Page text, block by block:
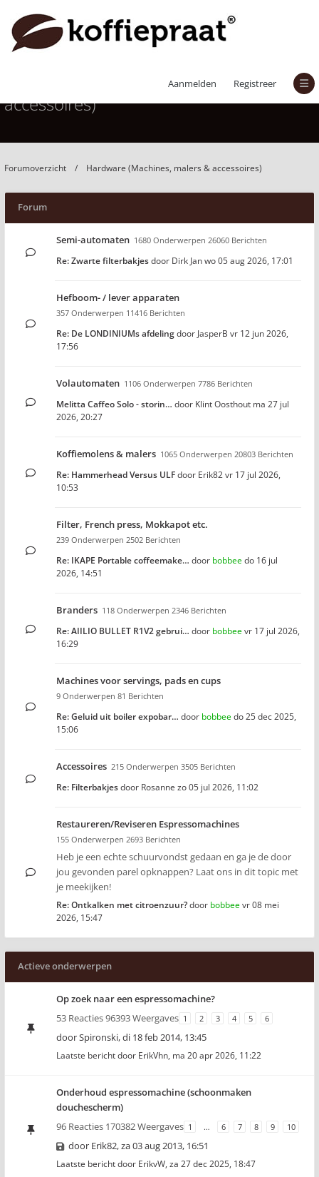
Aanmelden Registreer
Hardware (Machines, malers &
accessoires)
Forumoverzicht Hardware (Machines, malers & accessoires)
Forum
Semi-automaten 1680 Onderwerpen 26060 Berichten
Re: Zwarte filterbakjesdoor Dirk Janwo 05 aug 2026, 17:01
Hefboom- / lever apparaten
357 Onderwerpen 11416 Berichten
Re: De LONDINIUMs afdelingdoor JasperB vr 12 jun 2026,
17:56
Volautomaten 1106 Onderwerpen 7786 Berichten
Melitta Caffeo Solo - storin… door Klint Oosthout ma 27 jul
2026, 20:27
Koffiemolens & malers 1065 Onderwerpen 20803 Berichten
Re: Hammerhead Versus ULFdoor Erik82vr 17 jul 2026,
10:53
Filter, French press, Mokkapot etc.
239 Onderwerpen 2502 Berichten
Re: IKAPE Portable coffeemake… door bobbeedo 16 jul
2026, 14:51
Branders 118 Onderwerpen 2346 Berichten
Re: AIILIO BULLET R1V2 gebrui… door bobbeevr 17 jul 2026,
16:29
Machines voor servings, pads en cups
9 Onderwerpen 81 Berichten
Re: Geluid uit boiler expobar… door bobbeedo 25 dec 2025,
15:06
Accessoires 215 Onderwerpen 3505 Berichten
Re: Filterbakjesdoor Rosanne zo 05 jul 2026, 11:02
Restaureren/Reviseren Espressomachines
155 Onderwerpen 2693 Berichten
Heb je een echte schuurvondst gedaan en ga je de door
jou gevonden parel opknappen? Laat ons in dit topic met
je meekijken!
Re: Ontkalken met citroenzuur?door bobbeevr 08 mei
2026, 15:47
Actieve onderwerpen
Op zoek naar een espressomachine?
53 Reacties 96393 Weergaves 1 2 3 4 5 6
doorSpironski,di 18 feb 2014, 13:45
Laatste bericht door ErikVhn, ma 20 apr 2026, 11:22
Onderhoud espressomachine (schoonmaken
douchescherm)
96 Reacties 170382 Weergaves 1 … 6 7 8 9 10
door Erik82,za 03 aug 2013, 16:51
Laatste bericht door ErikvW, za 27 dec 2025, 18:47